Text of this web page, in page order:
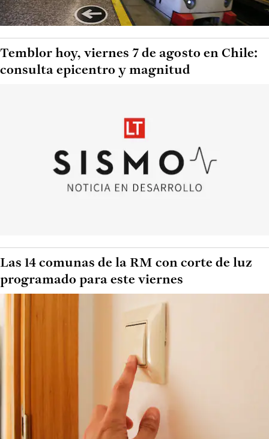
Temblor hoy, viernes 7 de agosto en Chile:
consulta epicentro y magnitud
Las 14 comunas de la RM con corte de luz
programado para este viernes